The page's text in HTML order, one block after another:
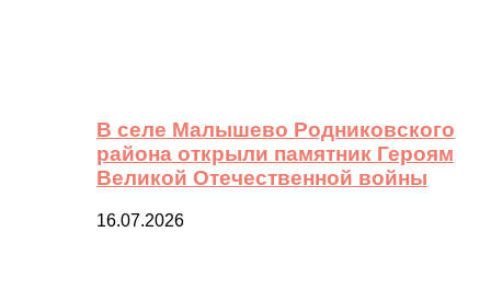
В селе Малышево Родниковского
района открыли памятник Героям
Великой Отечественной войны
16.07.2026